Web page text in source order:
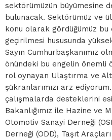
sektörümüzün büyümesine
bulunacak. Sektörümüz ve
konu olarak gördüğümüz bu
geçirilmesi hususunda
Sayın Cumhurbaşkanımız
önündeki bu engelin önemli
rol oynayan Ulaştırma ve
şükranlarımızı arz
çalışmalarda desteklerini
Bakanlığımız ile Hazine ve
Otomotiv Sanayi Derneği
Derneği (ODD), Taşıt